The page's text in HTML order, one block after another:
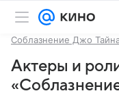
Соблазнение Джо
Актеры и